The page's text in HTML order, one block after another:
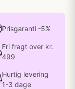
Prisgaranti -5%
Fri fragt over kr.
499
Hurtig levering
1-3 dage